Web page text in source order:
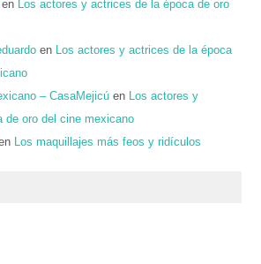
en
Los actores y actrices de la época de oro
en
Los actores y actrices de la época
– CasaMejicú en
Los actores y
de oro del cine mexicano
Los maquillajes más feos y ridículos